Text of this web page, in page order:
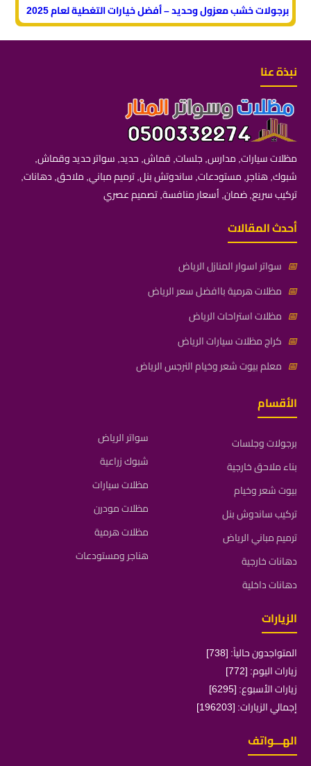
برجولات خشب معزول وحديد – أفضل خيارات التغطية لعام 2025
نبذة عنا
مظلات سيارات, مدارس, جلسات, قماش, حديد, سواتر حديد وقماش,
شبوك, هناجر, مستودعات, ساندوتش بنل, ترميم مباني, ملاحق, دهانات,
تركيب سريع, ضمان, أسعار منافسة, تصميم عصري
أحدث المقالات
📅 سواتر اسوار المنازل الرياض
📅 مظلات هرمية باافضل سعر الرياض
📅 مظلات استراحات الرياض
📅 كراج مظلات سيارات الرياض
📅 معلم بيوت شعر وخيام النرجس الرياض
الأقسام
برجولات وجلسات
بناء ملاحق خارجية
بيوت شعر وخيام
تركيب ساندوش بنل
ترميم مباني الرياض
دهانات خارجية
دهانات داخلية
سواتر الرياض
شبوك زراعية
مظلات سيارات
مظلات مودرن
مظلات هرمية
هناجر ومستودعات
الزيارات
المتواجدون حالياً: [738]
زيارات اليوم: [772]
زيارات الأسبوع: [6295]
إجمالي الزيارات: [196203]
الهـــواتف